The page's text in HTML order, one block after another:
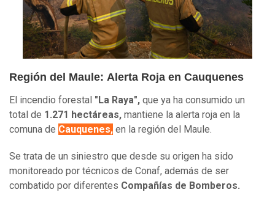
Región del Maule: Alerta Roja en Cauquenes
El incendio forestal "La Raya", que ya ha consumido un
total de 1.271 hectáreas, mantiene la alerta roja en la
comuna de Cauquenes, en la región del Maule.
Se trata de un siniestro que desde su origen ha sido
monitoreado por técnicos de Conaf, además de ser
combatido por diferentes Compañías de Bomberos.